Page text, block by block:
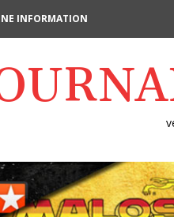
INFORMATION